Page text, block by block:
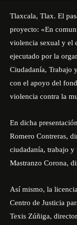
Tlaxcala, Tlax. El
proyecto: «En
violencia sexual y el
ejecutado por la
Ciudadanía, Trabajo
con el apoyo del
violencia contra la
En dicha
Romero Contreras,
ciudadanía, trabajo
Mastranzo Corona,
Así mismo, la
Centro de Justicia
Texis Zúñiga,